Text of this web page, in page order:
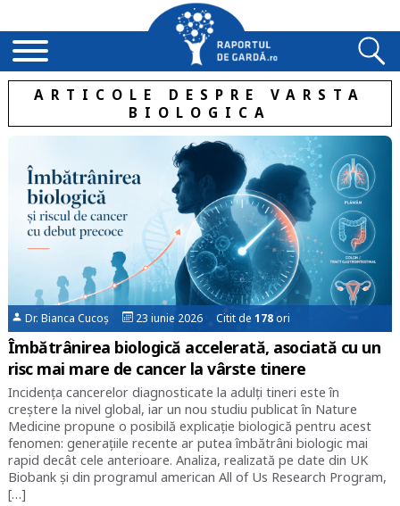
ARTICOLE DESPRE VARSTA
BIOLOGICA
Dr. Bianca Cucoș 23 iunie 2026 Citit de178ori
Îmbătrânirea biologică accelerată, asociată cu un
risc mai mare de cancer la vârste tinere
Incidența cancerelor diagnosticate la adulți tineri este în
creștere la nivel global, iar un nou studiu publicat în Nature
Medicine propune o posibilă explicație biologică pentru acest
fenomen: generațiile recente ar putea îmbătrâni biologic mai
rapid decât cele anterioare. Analiza, realizată pe date din UK
Biobank și din programul american All of Us Research Program,
[…]